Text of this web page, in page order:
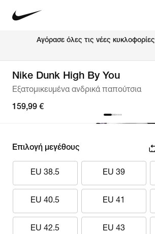
Αγόρασε όλες τις νέες κυκλοφορίες
Nike Dunk High By You
Εξατομικευμένα ανδρικά παπούτσια
159,99 €
Επιλογή μεγέθους
EU 38.5 EU 39
EU 40.5 EU 41
EU 42.5 EU 43